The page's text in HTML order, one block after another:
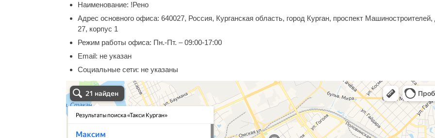
Наименование: !Рено
Адрес основного офиса: 640027, Россия, Курганская область, город Курган, проспект
27, корпус 1
Режим работы офиса: Пн.-Пт. – 09:00-17:00
Email: не указан
Социальные сети: не указаны